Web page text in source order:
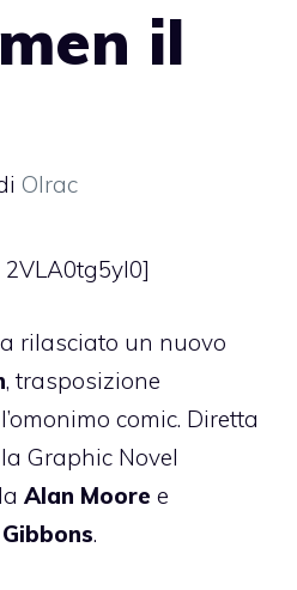
il
Olrac
rilasciato un nuovo
, trasposizione
omonimo comic. Diretta
Graphic Novel
Alan Moore e
.